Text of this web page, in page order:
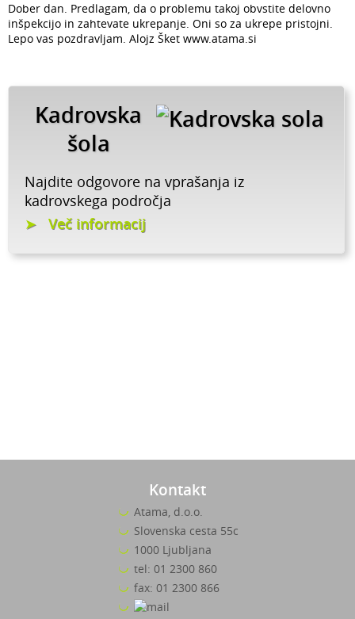
Dober dan. Predlagam, da o problemu takoj obvstite delovno
inšpekcijo in zahtevate ukrepanje. Oni so za ukrepe pristojni.
Lepo vas pozdravljam. Alojz Šket www.atama.si
Kadrovska
šola
Najdite odgovore na vprašanja iz
kadrovskega področja
Več informacij
Kontakt
Atama, d.o.o.
Slovenska cesta 55c
1000 Ljubljana
tel: 01 2300 860
fax: 01 2300 866